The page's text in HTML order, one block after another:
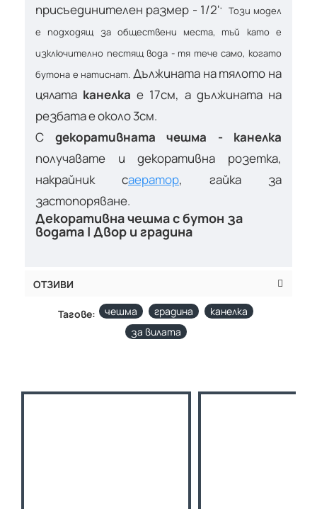
присъединителен размер - 1/2'' Този модел
е подходящ за обществени места, тъй като е
изключително пестящ вода - тя тече само, когато
бутона е натиснат. Дължината на тялото на
цялата канелка е 17см, а дължината на
резбата е около 3см.
С декоративната чешма - канелка
получавате и декоративна розетка,
накрайник саератор, гайка за
застопоряване.
Декоративна чешма с бутон за
водата | Двор и градина
ОТЗИВИ
Тагове: чешма градина
канелка
за вилата